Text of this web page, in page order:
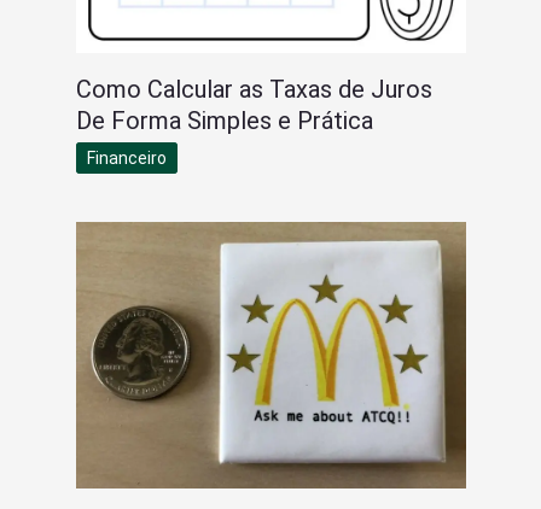
Como Calcular as Taxas de Juros
De Forma Simples e Prática
Financeiro